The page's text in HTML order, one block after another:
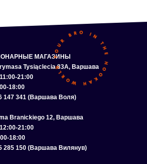
МАГАЗИНЫ
Tysiąclecia 83A, Варшава
21:00
18:00
147 341 (Варшава Воля)
Branickiego 12, Варшава
21:00
18:00
285 150 (Варшава Вилянув)